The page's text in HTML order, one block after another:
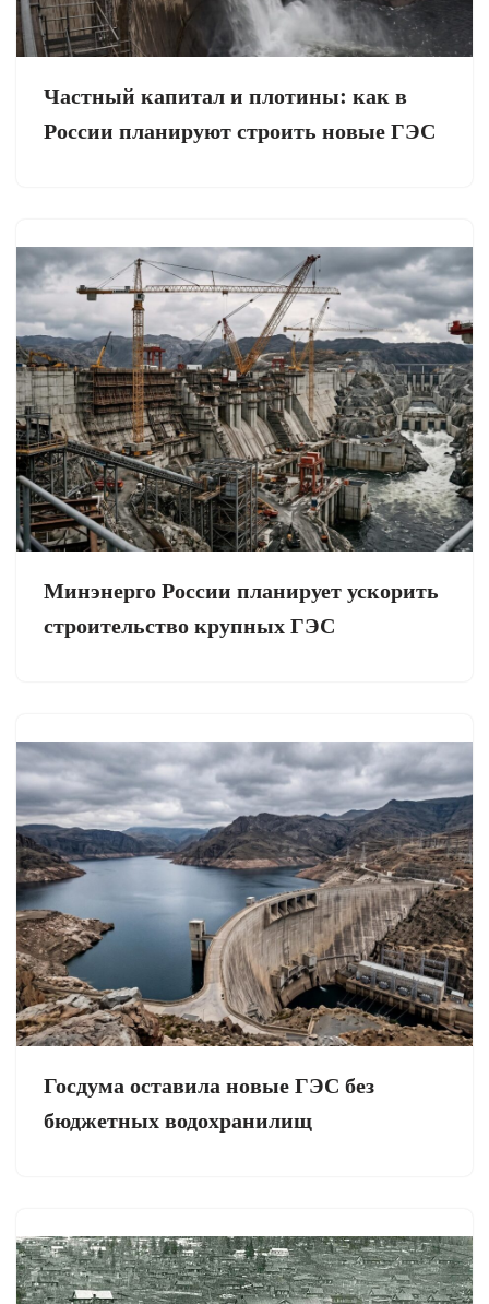
Частный капитал и плотины: как в
России планируют строить новые ГЭС
Минэнерго России планирует ускорить
строительство крупных ГЭС
Госдума оставила новые ГЭС без
бюджетных водохранилищ